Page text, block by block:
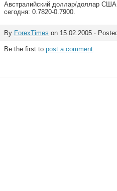
Австралийский доллар/доллар
сегодня: 0.7820-0.7900.
By ForexTimes on 15.02.2005 ·
Be the first to post a comment.